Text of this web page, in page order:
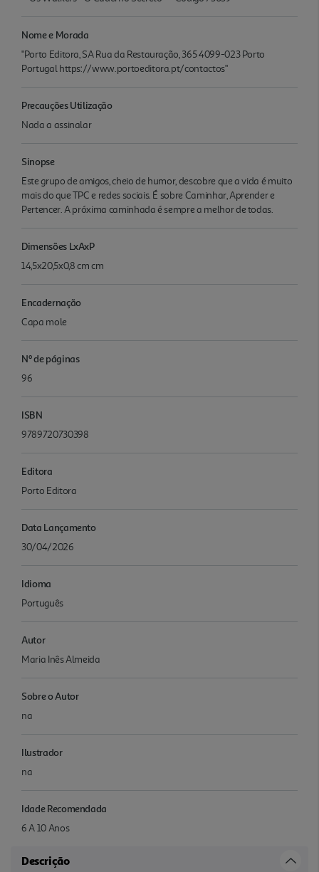
Nome e Morada
"Porto Editora, SA Rua da Restauração, 365 4099-023 Porto
Portugal https://www.portoeditora.pt/contactos"
Precauções Utilização
Nada a assinalar
Sinopse
Este grupo de amigos, cheio de humor, descobre que a vida é muito
mais do que TPC e redes sociais. É sobre Caminhar, Aprender e
Pertencer. A próxima caminhada é sempre a melhor de todas.
Dimensões LxAxP
14,5x20,5x0,8 cm cm
Encadernação
Capa mole
Nº de páginas
96
ISBN
9789720730398
Editora
Porto Editora
Data Lançamento
30/04/2026
Idioma
Português
Autor
Maria Inês Almeida
Sobre o Autor
na
Ilustrador
na
Idade Recomendada
6 A 10 Anos
Descrição